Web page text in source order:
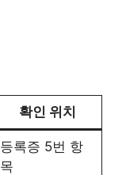
확인 위치
등록증 5번 항
목